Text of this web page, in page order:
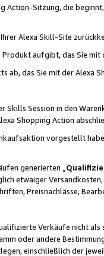
Sitzung, die
Alexa Skill-Site
aufgibt, das Sie mit
ab, das Sie mit der Alexa
Session in den
Shopping Action
vorgestellt
generierten „
etwaiger
Preisnachlässe,
Verkäufe nicht
oder andere
einschließlich der